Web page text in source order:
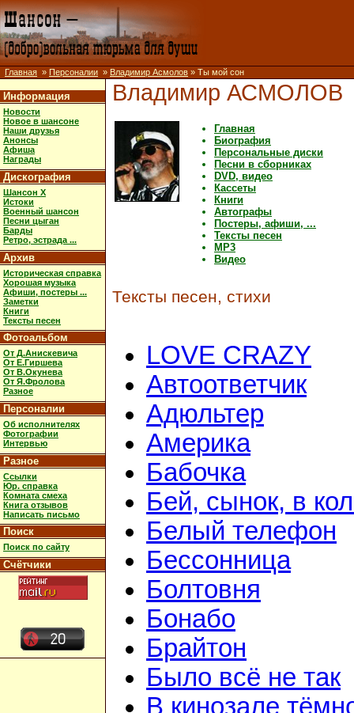
Главная » Персоналии » Владимир Асмолов » Ты мой сон
Информация
Новости
Новое в шансоне
Наши друзья
Анонсы
Афиша
Награды
Дискография
Шансон X
Истоки
Военный шансон
Песни цыган
Барды
Ретро, эстрада ...
Архив
Историческая справка
Хорошая музыка
Афиши, постеры ...
Заметки
Книги
Тексты песен
Фотоальбом
От Д.Анискевича
От Е.Гиршева
От В.Окунева
От Я.Фролова
Разное
Персоналии
Об исполнителях
Фотографии
Интервью
Разное
Ссылки
Юр. справка
Комната смеха
Книга отзывов
Написать письмо
Поиск
Поиск по сайту
Счётчики
Владимир АСМОЛОВ
Главная
Биография
Персональные диски
Песни в сборниках
DVD, видео
Кассеты
Книги
Автографы
Постеры, афиши, ...
Тексты песен
MP3
Видео
Тексты песен, стихи
LOVE CRAZY
Автоответчик
Адюльтер
Америка
Бабочка
Бей, сынок, в
Белый телефон
Бессонница
Болтовня
Бонабо
Брайтон
Было всё не так
В кинозале